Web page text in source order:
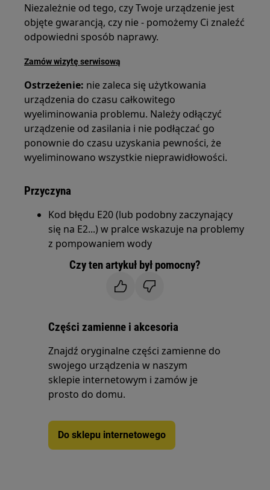
Niezależnie od tego, czy Twoje urządzenie jest
objęte gwarancją, czy nie - pomożemy Ci znaleźć
odpowiedni sposób naprawy.
Zamów wizytę serwisową
Ostrzeżenie: nie zaleca się użytkowania
urządzenia do czasu całkowitego
wyeliminowania problemu. Należy odłączyć
urządzenie od zasilania i nie podłączać go
ponownie do czasu uzyskania pewności, że
wyeliminowano wszystkie nieprawidłowości.
Przyczyna
Kod błędu E20 (lub podobny zaczynający
się na E2...) w pralce wskazuje na problemy
z pompowaniem wody
Czy ten artykuł był pomocny?
Części zamienne i akcesoria
Znajdź oryginalne części zamienne do
swojego urządzenia w naszym
sklepie internetowym i zamów je
prosto do domu.
Do sklepu internetowego